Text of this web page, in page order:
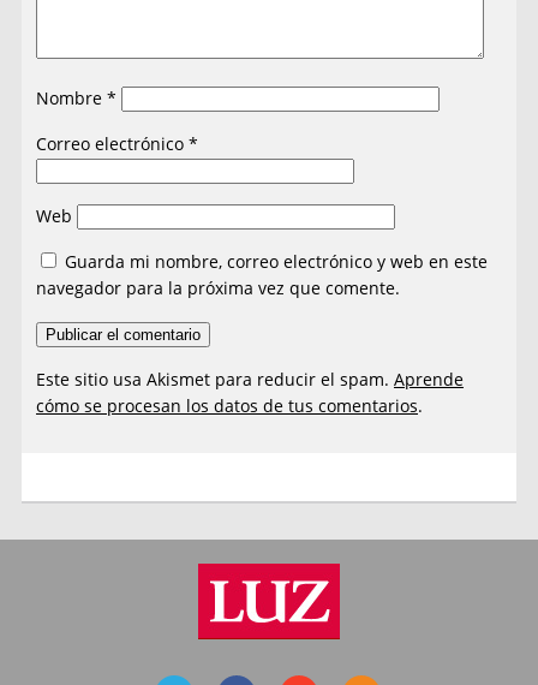
Nombre*
Correo electrónico*
Web
Guarda mi nombre, correo electrónico y web en este
navegador para la próxima vez que comente.
Este sitio usa Akismet para reducir el spam.Aprende
cómo se procesan los datos de tus comentarios.